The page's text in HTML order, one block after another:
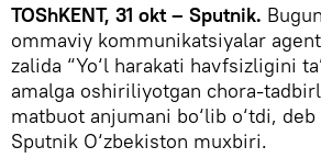
TOShKENT, 31 okt – Sputnik.
ommaviy kommunikatsiyalar
zalida “Yo‘l harakati havfsizligini
amalga oshiriliyotgan chora-
matbuot anjumani bo‘lib o‘tdi,
Sputnik O‘zbekiston muxbiri.